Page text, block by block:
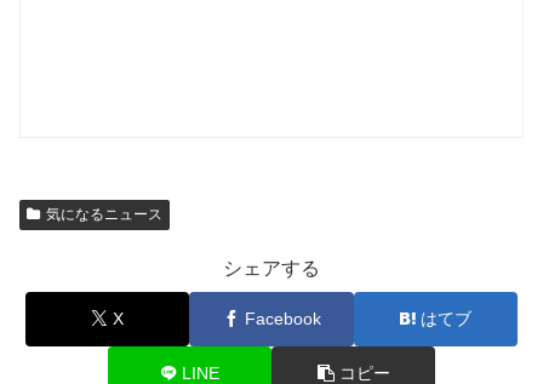
気になるニュース
シェアする
X Facebook はてブ
LINE コピー